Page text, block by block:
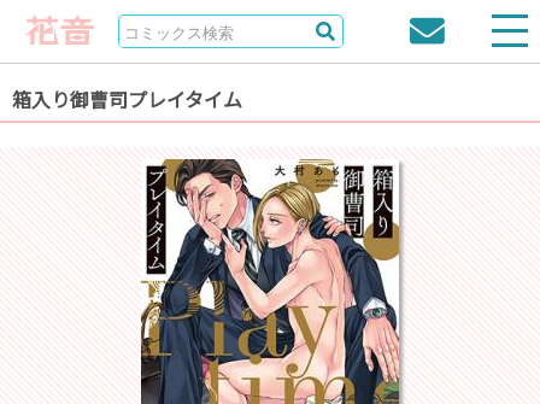
箱入り御曹司プレイタイム